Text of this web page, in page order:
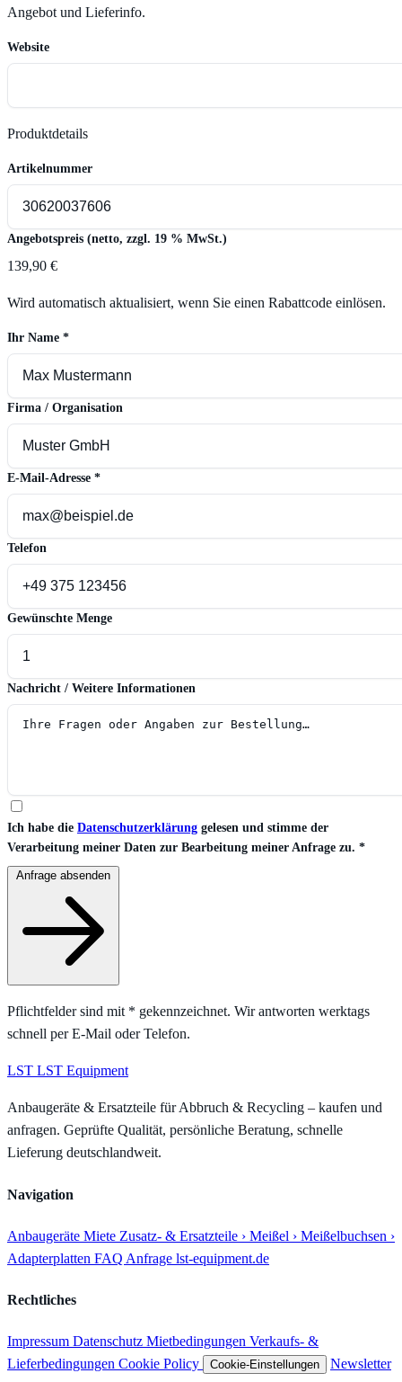
Angebot und Lieferinfo.
Website
Produktdetails
Artikelnummer
Angebotspreis (netto, zzgl. 19 % MwSt.)
139,90 €
Wird automatisch aktualisiert, wenn Sie einen Rabattcode einlösen.
Ihr Name *
Firma / Organisation
E-Mail-Adresse *
Telefon
Gewünschte Menge
Nachricht / Weitere Informationen
Ich habe die Datenschutzerklärung gelesen und stimme der
Verarbeitung meiner Daten zur Bearbeitung meiner Anfrage zu. *
Pflichtfelder sind mit * gekennzeichnet. Wir antworten werktags
schnell per E-Mail oder Telefon.
LST LST Equipment
Anbaugeräte & Ersatzteile für Abbruch & Recycling – kaufen und
anfragen. Geprüfte Qualität, persönliche Beratung, schnelle
Lieferung deutschlandweit.
Navigation
Anbaugeräte Miete Zusatz- & Ersatzteile › Meißel › Meißelbuchsen ›
Adapterplatten FAQ Anfrage lst-equipment.de
Rechtliches
Impressum Datenschutz Mietbedingungen Verkaufs- &
Lieferbedingungen Cookie Policy Cookie-Einstellungen Newsletter